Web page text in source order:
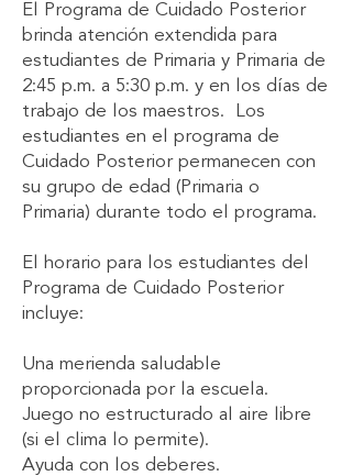
El Programa de Cuidado Posterior
brinda atención extendida para
estudiantes de Primaria y Primaria de
2:45 p.m. a 5:30 p.m. y en los días de
trabajo de los maestros. Los
estudiantes en el programa de
Cuidado Posterior permanecen con
su grupo de edad (Primaria o
Primaria) durante todo el programa.
El horario para los estudiantes del
Programa de Cuidado Posterior
incluye:
Una merienda saludable
proporcionada por la escuela.
Juego no estructurado al aire libre
(si el clima lo permite).
Ayuda con los deberes.